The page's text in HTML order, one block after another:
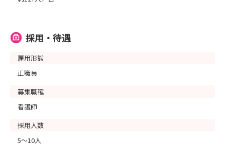
採用・待遇
雇用形態
正職員
募集職種
看護師
採用人数
5～10人